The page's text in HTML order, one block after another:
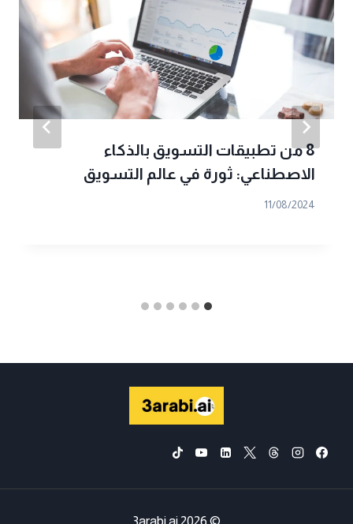
8 من تطبيقات التسويق بالذكاء
الاصطناعي: ثورة في عالم التسويق
11/08/2024